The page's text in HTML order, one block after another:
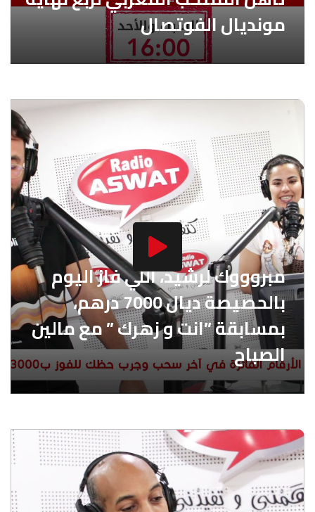
مونديال الفوتصال
مبروووك لرشيد، اللي فاز اليوم
بالحصيصة ديال 7000 درهم،
بمسابقة ”انت و زهرك ” مع مالين
الصباح